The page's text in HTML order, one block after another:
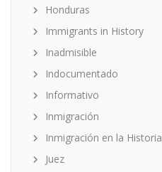
Honduras
Immigrants in History
Inadmisible
Indocumentado
Informativo
Inmigración
Inmigración en la Historia
Juez